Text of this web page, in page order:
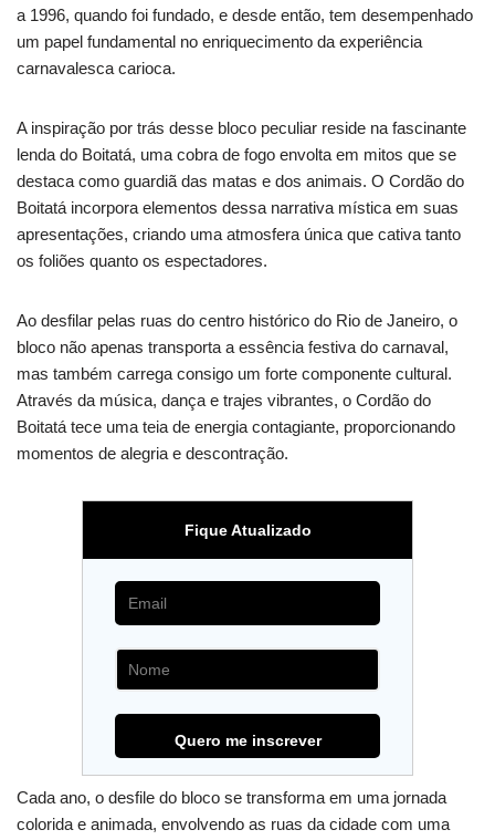
a 1996, quando foi fundado, e desde então, tem desempenhado
um papel fundamental no enriquecimento da experiência
carnavalesca carioca.
A inspiração por trás desse bloco peculiar reside na fascinante
lenda do Boitatá, uma cobra de fogo envolta em mitos que se
destaca como guardiã das matas e dos animais. O Cordão do
Boitatá incorpora elementos dessa narrativa mística em suas
apresentações, criando uma atmosfera única que cativa tanto
os foliões quanto os espectadores.
Ao desfilar pelas ruas do centro histórico do Rio de Janeiro, o
bloco não apenas transporta a essência festiva do carnaval,
mas também carrega consigo um forte componente cultural.
Através da música, dança e trajes vibrantes, o Cordão do
Boitatá tece uma teia de energia contagiante, proporcionando
momentos de alegria e descontração.
Fique Atualizado
Cada ano, o desfile do bloco se transforma em uma jornada
colorida e animada, envolvendo as ruas da cidade com uma